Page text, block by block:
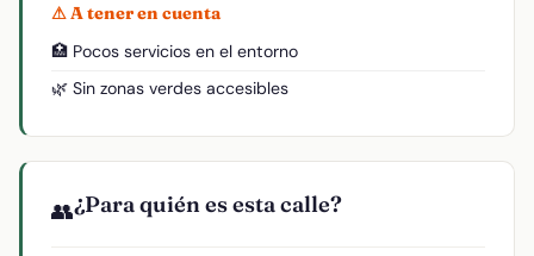
⚠ A tener en cuenta
🏥 Pocos servicios en el entorno
🌿 Sin zonas verdes accesibles
👥¿Para quién es esta calle?